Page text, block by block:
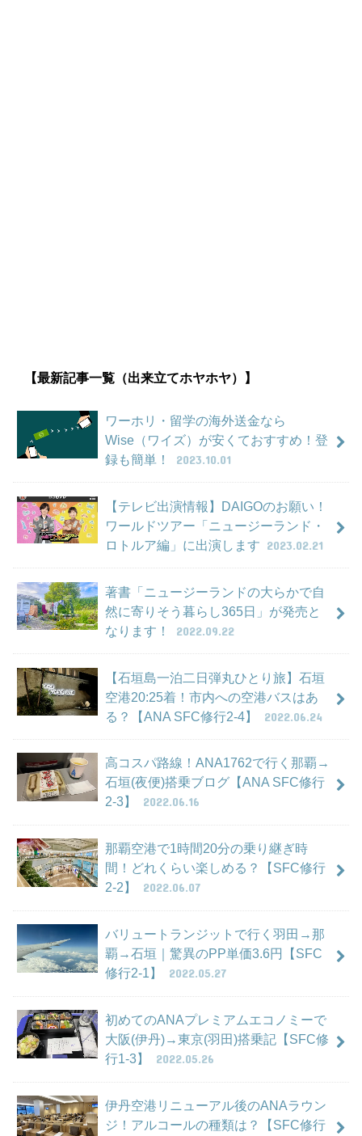
【最新記事一覧（出来立てホヤホヤ）】
ワーホリ・留学の海外送金なら
Wise（ワイズ）が安くておすすめ！登
録も簡単！
2023.10.01
【テレビ出演情報】DAIGOのお願い！
ワールドツアー「ニュージーランド・
ロトルア編」に出演します 2023.02.21
著書「ニュージーランドの大らかで自
然に寄りそう暮らし365日」が発売と
なります！
2022.09.22
【石垣島一泊二日弾丸ひとり旅】石垣
空港20:25着！市内への空港バスはあ
る？【ANA SFC修行2-4】
2022.06.24
高コスパ路線！ANA1762で行く那覇→
石垣(夜便)搭乗ブログ【ANA SFC修行
2-3】
2022.06.16
那覇空港で1時間20分の乗り継ぎ時
間！どれくらい楽しめる？【SFC修行
2-2】
2022.06.07
バリュートランジットで行く羽田→那
覇→石垣｜驚異のPP単価3.6円【SFC
修行2-1】
2022.05.27
初めてのANAプレミアムエコノミーで
大阪(伊丹)→東京(羽田)搭乗記【SFC修
行1-3】
2022.05.26
伊丹空港リニューアル後のANAラウン
ジ！アルコールの種類は？【SFC修行